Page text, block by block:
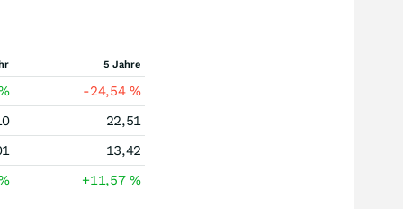
5 Jahre
-24,54%
22,51
13,42
+11,57%